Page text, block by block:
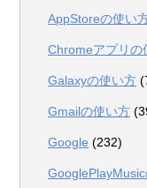
AppStoreの使い
Chromeアプリの
Galaxyの使い方
Gmailの使い方
Google (232)